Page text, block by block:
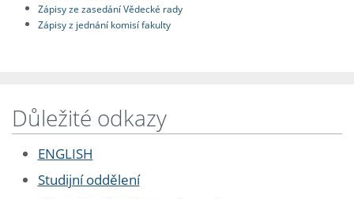
Zápisy ze zasedání Vědecké rady
Zápisy z jednání komisí fakulty
Důležité odkazy
ENGLISH
Studijní oddělení